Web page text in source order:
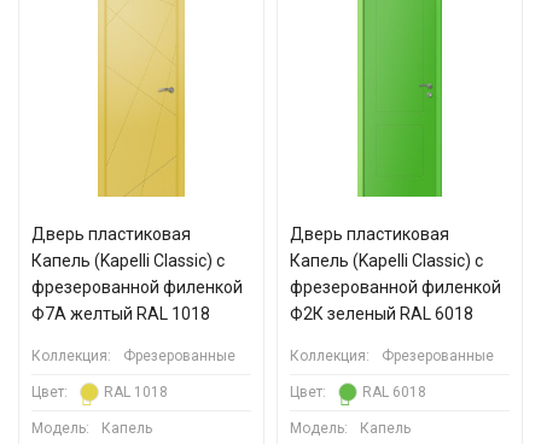
Дверь пластиковая
Капель (Kapelli Classic) с
фрезерованной филенкой
Ф7А желтый RAL 1018
Коллекция: Фрезерованные
Цвет: RAL 1018
Модель: Капель
Дверь пластиковая
Капель (Kapelli Classic) с
фрезерованной филенкой
Ф2К зеленый RAL 6018
Коллекция: Фрезерованные
Цвет: RAL 6018
Модель: Капель